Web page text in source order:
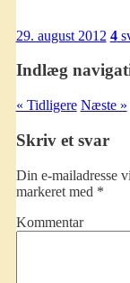
29. august 2012 4
Indlæg
« Tidligere Næste »
Skriv et svar
Din e-mailadresse
markeret med *
Kommentar